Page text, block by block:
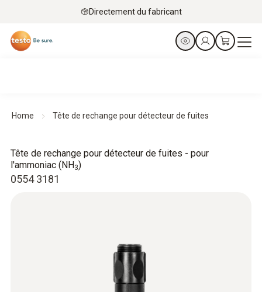
Directement du fabricant
Home Tête de rechange pour détecteur de fuites
0554 3181
Tête de rechange pour détecteur de fuites - pour
l'ammoniac (NH3)